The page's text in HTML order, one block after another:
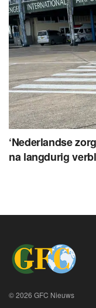
‘Nederlandse
na langdurig
© 2026 GFC Nieuws